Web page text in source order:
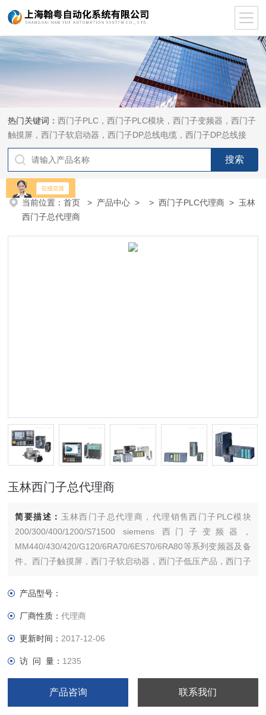
热门关键词：西门子PLC，西门子PLC模块，西门子变频器，西门子
触摸屏，西门子软启动器，西门子DP总线电缆，西门子DP总线接
头，西门子CP通讯网卡，西门子数控系统及停产备件
当前位置：首页 > 产品中心 > >西门子PLC代理商 > 玉林
西门子总代理商
玉林西门子总代理商
简要描述： 玉林西门子总代理商，代理销售西门子PLC模块
200/300/400/1200/S71500 siemens 西门子变频器，
MM440/430/420/G120/6RA70/6ES70/6RA80等系列变频器及备
件。西门子触摸屏，西门子软启动器，西门子低压产品，西门子
产品型号：
厂商性质：代理商
更新时间： 2017-12-06
访 问 量： 1235
产品咨询 联系我们